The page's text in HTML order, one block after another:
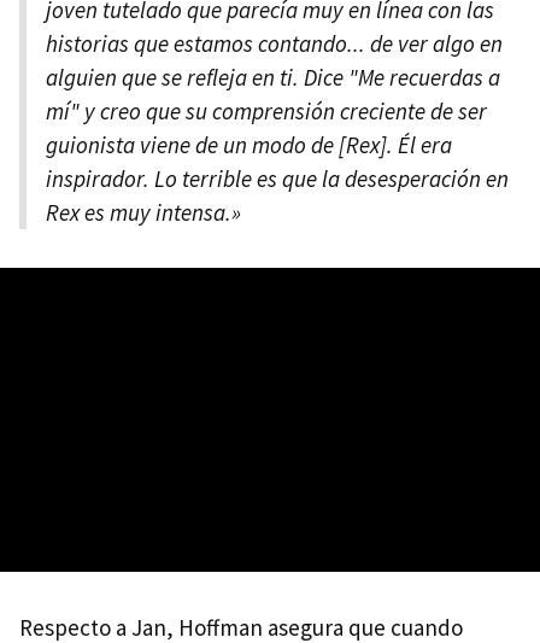
joven tutelado que parecía muy en línea con las
historias que estamos contando... de ver algo en
alguien que se refleja en ti. Dice "Me recuerdas a
mí" y creo que su comprensión creciente de ser
guionista viene de un modo de [Rex]. Él era
inspirador. Lo terrible es que la desesperación en
Rex es muy intensa.»
Respecto a Jan, Hoffman asegura que cuando